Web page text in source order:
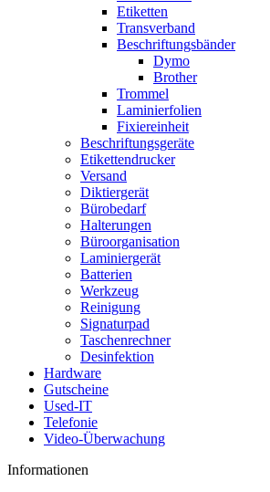
Etiketten
Transverband
Beschriftungsbänder
Dymo
Brother
Trommel
Laminierfolien
Fixiereinheit
Beschriftungsgeräte
Etikettendrucker
Versand
Diktiergerät
Bürobedarf
Halterungen
Büroorganisation
Laminiergerät
Batterien
Werkzeug
Reinigung
Signaturpad
Taschenrechner
Desinfektion
Hardware
Gutscheine
Used-IT
Telefonie
Video-Überwachung
Informationen